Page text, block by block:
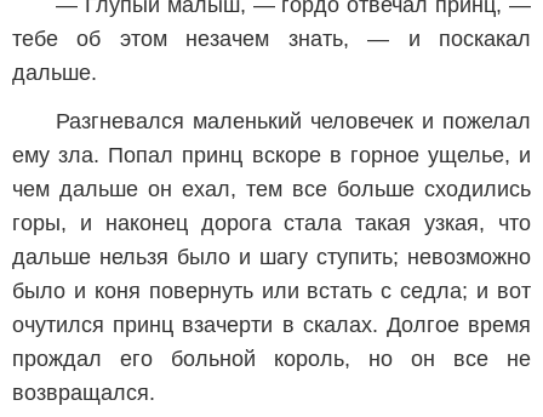
— Глупый малыш, — гордо отвечал принц, —
тебе об этом незачем знать, — и поскакал
дальше.
Разгневался маленький человечек и пожелал
ему зла. Попал принц вскоре в горное ущелье, и
чем дальше он ехал, тем все больше сходились
горы, и наконец дорога стала такая узкая, что
дальше нельзя было и шагу ступить; невозможно
было и коня повернуть или встать с седла; и вот
очутился принц взачерти в скалах. Долгое время
прождал его больной король, но он все не
возвращался.